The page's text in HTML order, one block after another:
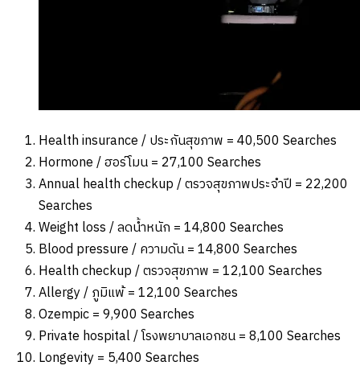
Health insurance / ประกันสุขภาพ = 40,500 Searches
Hormone / ฮอร์โมน = 27,100 Searches
Annual health checkup / ตรวจสุขภาพประจำปี = 22,200
Searches
Weight loss / ลดน้ำหนัก = 14,800 Searches
Blood pressure / ความดัน = 14,800 Searches
Health checkup / ตรวจสุขภาพ = 12,100 Searches
Allergy / ภูมิแพ้ = 12,100 Searches
Ozempic = 9,900 Searches
Private hospital / โรงพยาบาลเอกชน = 8,100 Searches
Longevity = 5,400 Searches